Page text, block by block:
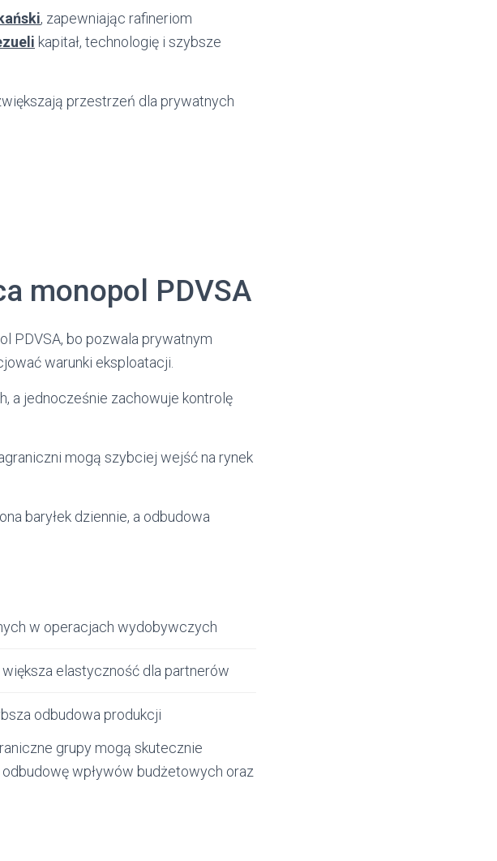
, zapewniając rafineriom
kapitał, technologię i szybsze
przestrzeń dla prywatnych
monopol PDVSA
PDVSA, bo pozwala prywatnym
warunki eksploatacji.
a jednocześnie zachowuje kontrolę
mogą szybciej wejść na rynek
baryłek dziennie, a odbudowa
w operacjach wydobywczych
elastyczność dla partnerów
odbudowa produkcji
grupy mogą skutecznie
wpływów budżetowych oraz